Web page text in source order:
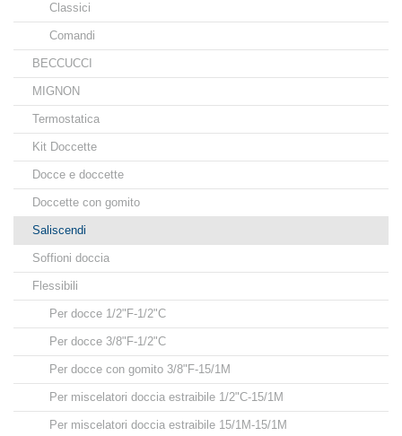
Classici
Comandi
BECCUCCI
MIGNON
Termostatica
Kit Doccette
Docce e doccette
Doccette con gomito
Saliscendi
Soffioni doccia
Flessibili
Per docce 1/2"F-1/2"C
Per docce 3/8"F-1/2"C
Per docce con gomito 3/8"F-15/1M
Per miscelatori doccia estraibile 1/2"C-15/1M
Per miscelatori doccia estraibile 15/1M-15/1M